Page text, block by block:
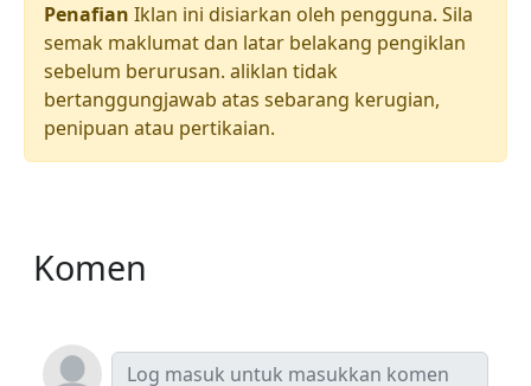
Penafian Iklan ini disiarkan oleh pengguna. Sila
semak maklumat dan latar belakang pengiklan
sebelum berurusan. aliklan tidak
bertanggungjawab atas sebarang kerugian,
penipuan atau pertikaian.
Komen